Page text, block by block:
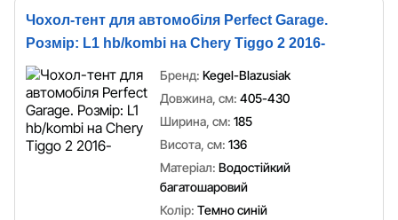
Чохол-тент для автомобіля Perfect Garage.
Розмір: L1 hb/kombi на Chery Tiggo 2 2016-
Бренд: Kegel-Blazusiak
Довжина, см: 405-430
Ширина, см: 185
Висота, см: 136
Матеріал: Водостійкий
багатошаровий
Колір: Темно синій